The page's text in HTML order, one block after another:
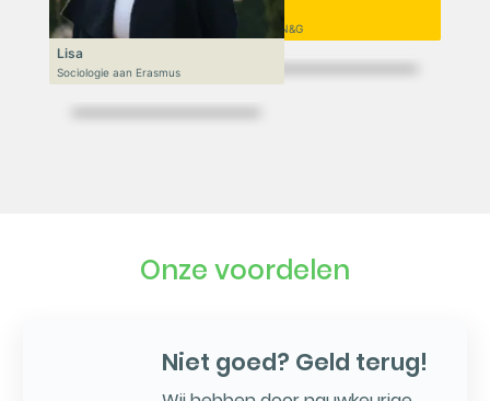
Niek
VWO 6, N&T/N&G
Lisa
Sociologie aan Erasmus
Onze voordelen
Niet goed? Geld terug!